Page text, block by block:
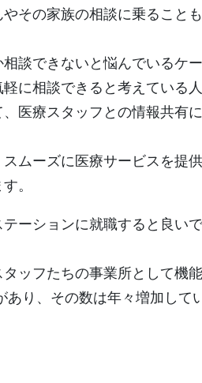
その家族の相談に乗ること
談できないと悩んでいるケ
に相談できると考えている
医療スタッフとの情報共有
ムーズに医療サービスを提
。
ーションに就職すると良い
ッフたちの事業所として機
り、その数は年々増加して